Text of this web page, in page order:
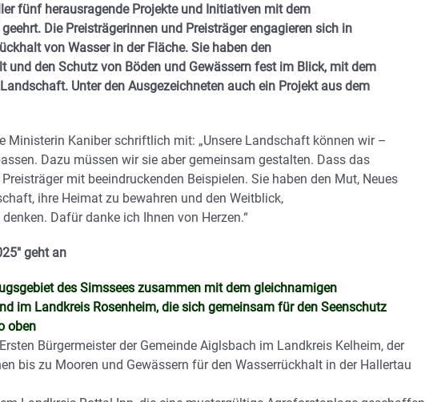
fünf herausragende Projekte und Initiativen mit dem
Die Preisträgerinnen und Preisträger engagieren sich in
von Wasser in der Fläche. Sie haben den
und den Schutz von Böden und Gewässern fest im Blick, mit dem
Unter den Ausgezeichneten auch ein Projekt aus dem
Ministerin Kaniber schriftlich mit: „Unsere Landschaft können wir –
Dazu müssen wir sie aber gemeinsam gestalten. Dass das
mit beeindruckenden Beispielen. Sie haben den Mut, Neues
ihre Heimat zu bewahren und den Weitblick,
Dafür danke ich Ihnen von Herzen.“
geht an
des Simssees zusammen mit dem gleichnamigen
im Landkreis Rosenheim, die sich gemeinsam für den Seenschutz
oben
Bürgermeister der Gemeinde Aiglsbach im Landkreis Kelheim, der
bis zu Mooren und Gewässern für den Wasserrückhalt in der Hallertau